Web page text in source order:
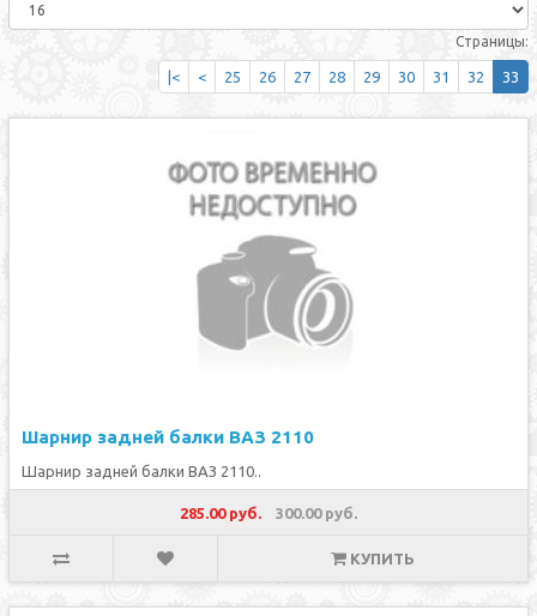
Страницы:
|< < 25 26 27 28 29 30 31 32 33
Шарнир задней балки ВАЗ 2110
Шарнир задней балки ВАЗ 2110..
285.00 руб. 300.00 руб.
КУПИТЬ